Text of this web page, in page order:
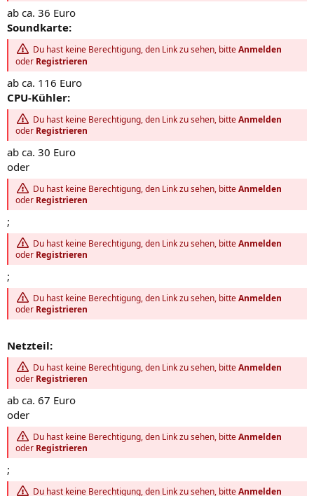
ab ca. 36 Euro
Soundkarte:
Du hast keine Berechtigung, den Link zu sehen, bitteAnmelden
oder Registrieren
ab ca. 116 Euro
CPU-Kühler:
Du hast keine Berechtigung, den Link zu sehen, bitteAnmelden
oder Registrieren
ab ca. 30 Euro
oder
Du hast keine Berechtigung, den Link zu sehen, bitteAnmelden
oder Registrieren
;
Du hast keine Berechtigung, den Link zu sehen, bitteAnmelden
oder Registrieren
;
Du hast keine Berechtigung, den Link zu sehen, bitteAnmelden
oder Registrieren
Netzteil:
Du hast keine Berechtigung, den Link zu sehen, bitteAnmelden
oder Registrieren
ab ca. 67 Euro
oder
Du hast keine Berechtigung, den Link zu sehen, bitteAnmelden
oder Registrieren
;
Du hast keine Berechtigung, den Link zu sehen, bitteAnmelden